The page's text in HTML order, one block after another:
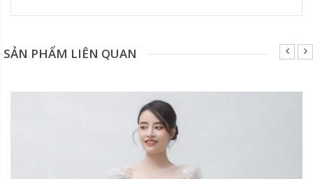
SẢN PHẨM LIÊN QUAN